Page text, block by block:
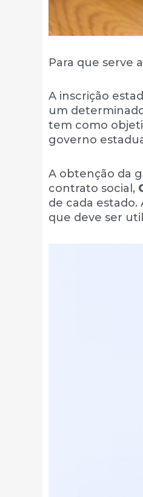
Para que serve
A inscrição
um
tem como
governo
A obtenção da
contrato social,
de cada
que deve ser